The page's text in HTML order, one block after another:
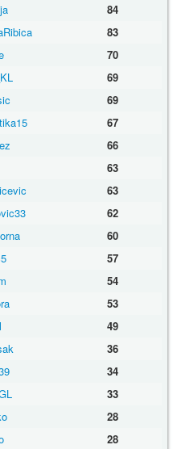
84
83
70
69
69
67
66
63
63
62
60
57
54
53
49
36
34
33
28
28